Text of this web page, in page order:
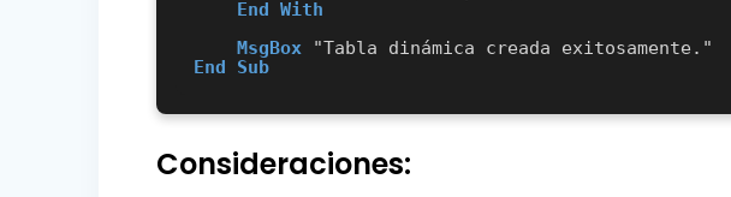
End With
MsgBox
End
Sub
Consideraciones: